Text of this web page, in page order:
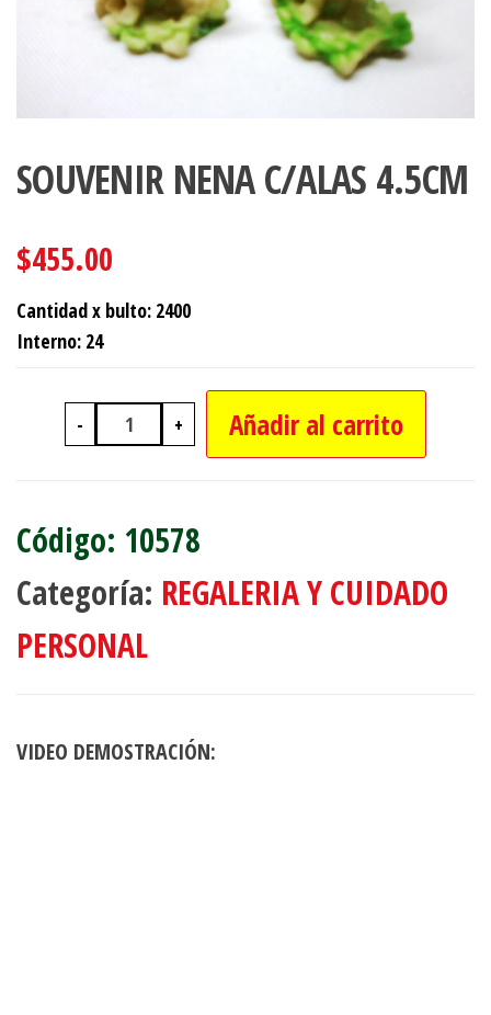
SOUVENIR NENA C/ALAS 4.5CM
$455.00
Cantidad x bulto: 2400
Interno: 24
-
SOUVENIR NENA C/ALAS 4.5CM
+ Añadir al carrito
10578
Categoría: REGALERIA Y CUIDADO
PERSONAL
VIDEO DEMOSTRACIÓN: